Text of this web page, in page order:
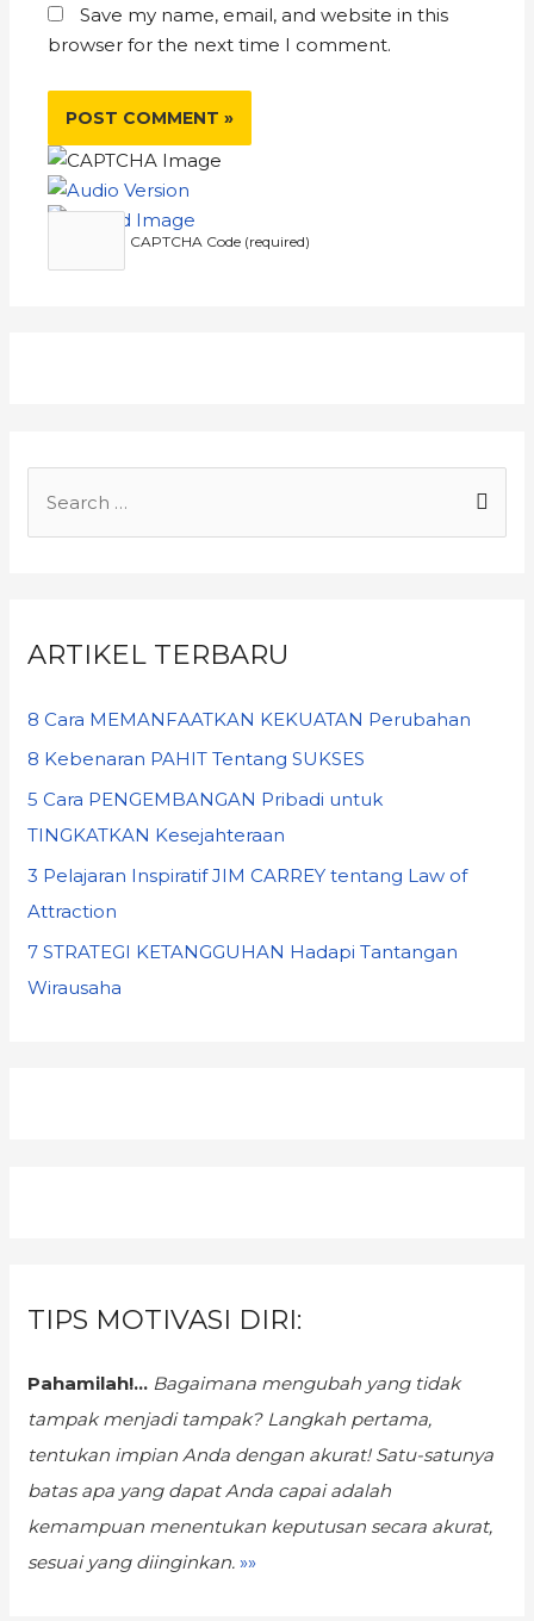
Save my name, email, and website in this
browser for the next time I comment.
CAPTCHA Code (required)
ARTIKEL TERBARU
8 Cara MEMANFAATKAN KEKUATAN Perubahan
8 Kebenaran PAHIT Tentang SUKSES
5 Cara PENGEMBANGAN Pribadi untuk
TINGKATKAN Kesejahteraan
3 Pelajaran Inspiratif JIM CARREY tentang Law of
Attraction
7 STRATEGI KETANGGUHAN Hadapi Tantangan
Wirausaha
TIPS MOTIVASI DIRI:
Pahamilah!... Bagaimana mengubah yang tidak
tampak menjadi tampak? Langkah pertama,
tentukan impian Anda dengan akurat! Satu-satunya
batas apa yang dapat Anda capai adalah
kemampuan menentukan keputusan secara akurat,
sesuai yang diinginkan. »»